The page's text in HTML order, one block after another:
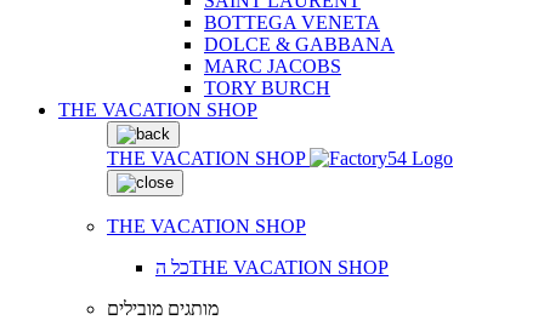
BOTTEGA VENETA
DOLCE & GABBANA
MARC JACOBS
TORY BURCH
THE VACATION SHOP
THE VACATION SHOP
THE VACATION SHOP
כל הTHE VACATION SHOP
מותגים מובילים